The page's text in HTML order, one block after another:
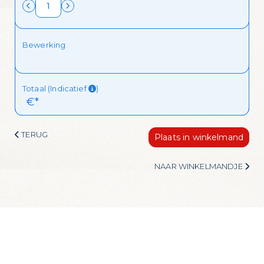
Bewerking
Totaal (Indicatief )
€*
Plaats in winkelmand
TERUG
NAAR WINKELMANDJE
Ik wil de mailing ontvangen!